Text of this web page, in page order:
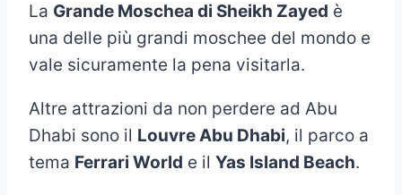
La Grande Moschea di Sheikh Zayed è
una delle più grandi moschee del mondo e
vale sicuramente la pena visitarla.
Altre attrazioni da non perdere ad Abu
Dhabi sono il Louvre Abu Dhabi, il parco a
tema Ferrari World e il Yas Island Beach.